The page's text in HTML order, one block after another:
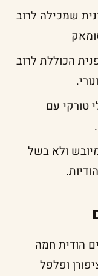
שמכילה לרוב
יפנית הכוללת לרוב
טורקי עם
ולא בשל
הודית חמה
ופלפל